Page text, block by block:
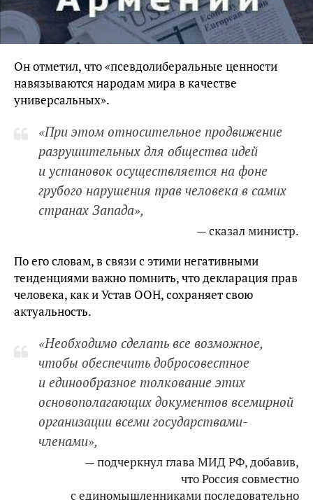
Он отметил, что «псевдолиберальные ценности
навязываются народам мира в качестве
универсальных».
«При этом относительное продвижение
разрушительных для общества идей
и установок осуществляется на фоне
грубого нарушения прав человека в самих
странах Запада»,
— сказал министр.
По его словам, в связи с этими негативными
тенденциями важно помнить, что декларация прав
человека, как и Устав ООН, сохраняет свою
актуальность.
«Необходимо сделать все возможное,
чтобы обеспечить добросовестное
и единообразное толкование этих
основополагающих документов всемирной
организации всеми государствами-
членами»,
— подчеркнул глава МИД РФ, добавив,
что Россия совместно
с единомышленниками последовательно